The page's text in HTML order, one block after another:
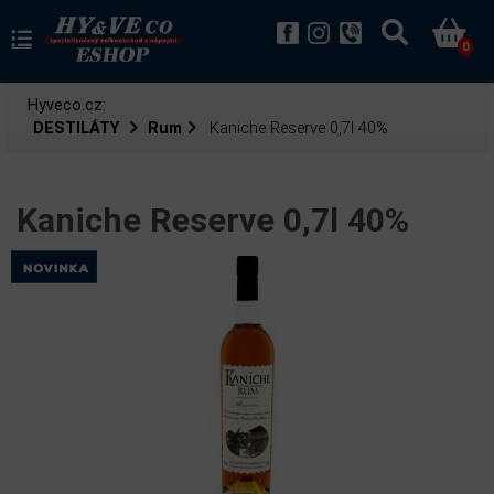
0
Hyveco.cz:
DESTILÁTY
Rum Kaniche Reserve 0,7l 40%
Kaniche Reserve 0,7l 40%